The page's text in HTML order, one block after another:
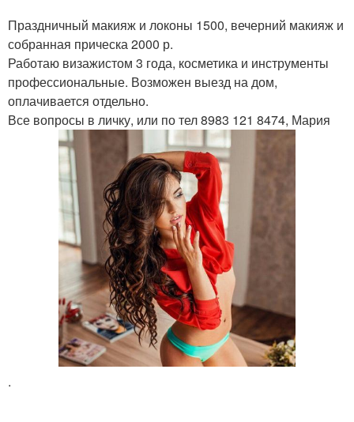
Праздничный макияж и локоны 1500, вечерний макияж и
собранная прическа 2000 р.
Работаю визажистом 3 года, косметика и инструменты
профессиональные. Возможен выезд на дом,
оплачивается отдельно.
Все вопросы в личку, или по тел 8983 121 8474, Мария
.